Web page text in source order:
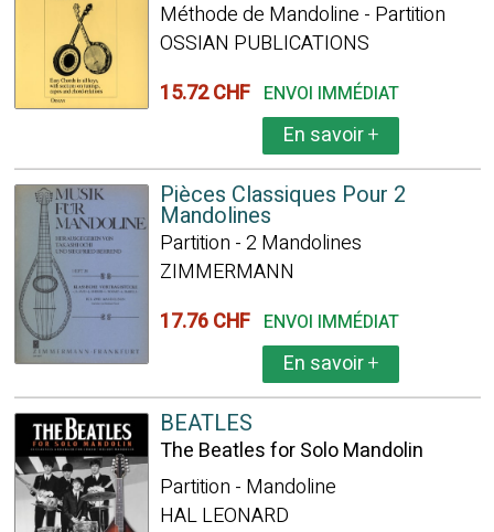
Méthode de Mandoline - Partition
OSSIAN PUBLICATIONS
15.72 CHF ENVOI IMMÉDIAT
En savoir+
Pièces Classiques Pour 2
Mandolines
Partition - 2 Mandolines
ZIMMERMANN
17.76 CHF ENVOI IMMÉDIAT
En savoir+
BEATLES
The Beatles for Solo Mandolin
Partition - Mandoline
HAL LEONARD